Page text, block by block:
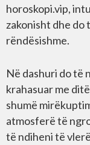
horoskopi.vip,
zakonisht dhe do
rëndësishme.
Në dashuri do të
krahasuar me
shumë
atmosferë të
të ndiheni të